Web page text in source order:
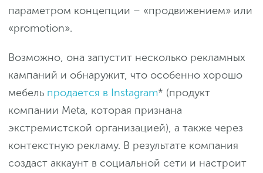
параметром концепции – «продвижением» или
«promotion».
Возможно, она запустит несколько рекламных
кампаний и обнаружит, что особенно хорошо
мебель продается в Instagram* (продукт
компании Meta, которая признана
экстремистской организацией), а также через
контекстную рекламу. В результате компания
создаст аккаунт в социальной сети и настроит